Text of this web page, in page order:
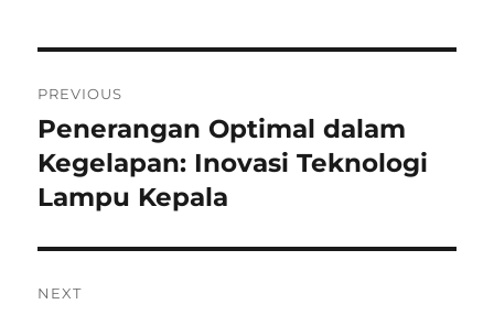
pos
PREVIOUS
Previous
post:
Penerangan Optimal dalam
Kegelapan: Inovasi Teknologi
Lampu Kepala
NEXT